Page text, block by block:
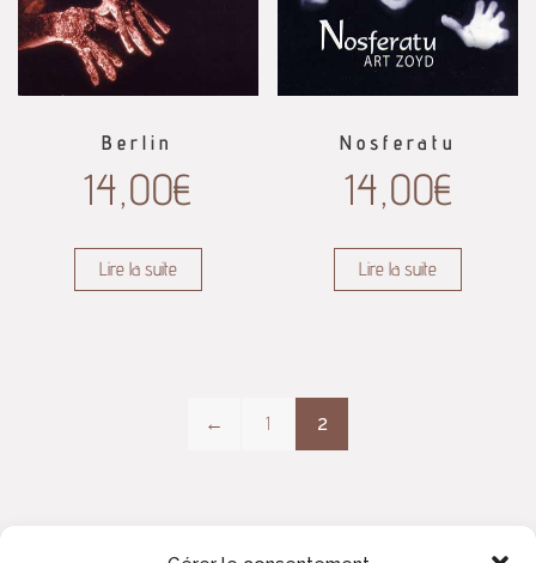
Berlin
14,00€
Lire la suite
Nosferatu
14,00€
Lire la suite
← 1 2